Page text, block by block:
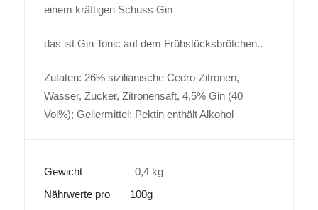
einem kräftigen Schuss Gin
das ist Gin Tonic auf dem Frühstücksbrötchen..
Zutaten: 26% sizilianische Cedro-Zitronen,
Wasser, Zucker, Zitronensaft, 4,5% Gin (40
Vol%); Geliermittel: Pektin enthält Alkohol
Gewicht
0,4 kg
Nährwerte pro
100g